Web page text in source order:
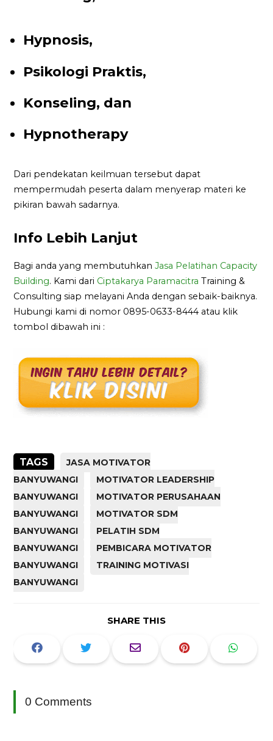
Hypnosis,
Psikologi Praktis,
Konseling, dan
Hypnotherapy
Dari pendekatan keilmuan tersebut dapat
mempermudah peserta dalam menyerap materi ke
pikiran bawah sadarnya.
Info Lebih Lanjut
Bagi anda yang membutuhkanJasa Pelatihan Capacity
Building. Kami dari Ciptakarya Paramacitra Training &
Consulting siap melayani Anda dengan sebaik-baiknya.
Hubungi kami di nomor 0895-0633-8444 atau klik
tombol dibawah ini :
TAGS
JASA MOTIVATOR
BANYUWANGI
MOTIVATOR LEADERSHIP
BANYUWANGI
MOTIVATOR PERUSAHAAN
BANYUWANGI
MOTIVATOR SDM
BANYUWANGI
PELATIH SDM
BANYUWANGI
PEMBICARA MOTIVATOR
BANYUWANGI
TRAINING MOTIVASI
BANYUWANGI
SHARE THIS
0 Comments